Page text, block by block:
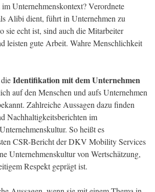
Unternehmenskontext? Verordnete
Alibi dient, führt in Unternehmen zu
sie echt ist, sind auch die Mitarbeiter
leisten gute Arbeit. Wahre Menschlichkeit
Identifikation mit dem Unternehmen
auf den Menschen und aufs Unternehmen
Zahlreiche Aussagen dazu finden
Nachhaltigkeitsberichten im
So heißt es
CSR-Bericht der DKV Mobility Services
Unternehmenskultur von Wertschätzung,
Respekt geprägt ist.